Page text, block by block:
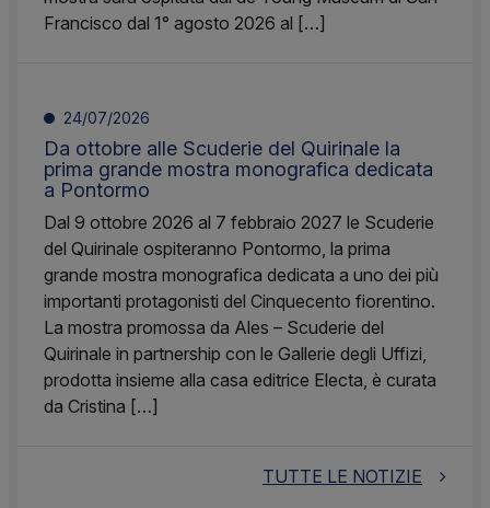
Francisco dal 1° agosto 2026 al […]
24/07/2026
Da ottobre alle Scuderie del Quirinale la
prima grande mostra monografica dedicata
a Pontormo
Dal 9 ottobre 2026 al 7 febbraio 2027 le Scuderie
del Quirinale ospiteranno Pontormo, la prima
grande mostra monografica dedicata a uno dei più
importanti protagonisti del Cinquecento fiorentino.
La mostra promossa da Ales – Scuderie del
Quirinale in partnership con le Gallerie degli Uffizi,
prodotta insieme alla casa editrice Electa, è curata
da Cristina […]
TUTTE LE NOTIZIE